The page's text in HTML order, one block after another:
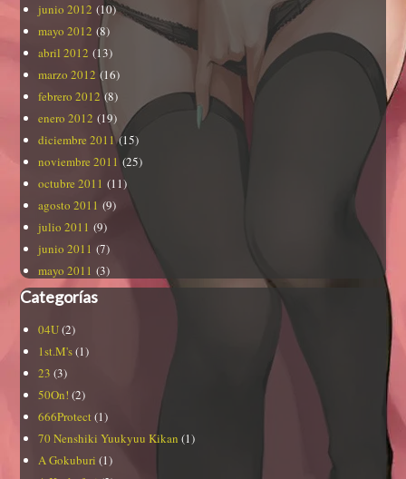
junio 2012 (10)
mayo 2012 (8)
abril 2012 (13)
marzo 2012 (16)
febrero 2012 (8)
enero 2012 (19)
diciembre 2011(15)
noviembre 2011 (25)
octubre 2011 (11)
agosto 2011 (9)
julio 2011 (9)
junio 2011 (7)
mayo 2011 (3)
Categorías
04U(2)
1st.M's(1)
23 (3)
50On! (2)
666Protect(1)
70 Nenshiki Yuukyuu Kikan (1)
A Gokuburi (1)